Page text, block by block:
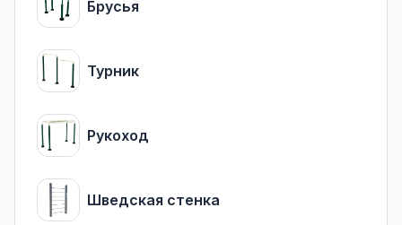
Брусья
Турник
Рукоход
Шведская стенка